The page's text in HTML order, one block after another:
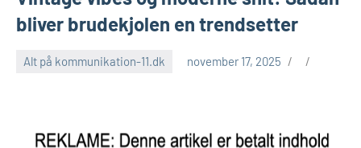
bliver brudekjolen en trendsetter
Alt på kommunikation-11.dk november 17, 2025